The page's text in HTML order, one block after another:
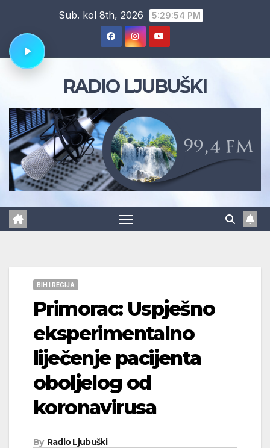
content
Sub. kol 8th, 2026 5:29:55 PM
RADIO LJUBUŠKI
BIH I REGIJA
Primorac: Uspješno
eksperimentalno
liječenje pacijenta
oboljelog od
koronavirusa
By Radio Ljubuški